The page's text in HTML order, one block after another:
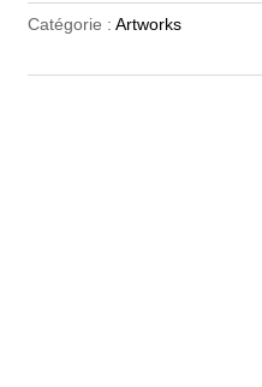
Boys
Catégorie : Artworks